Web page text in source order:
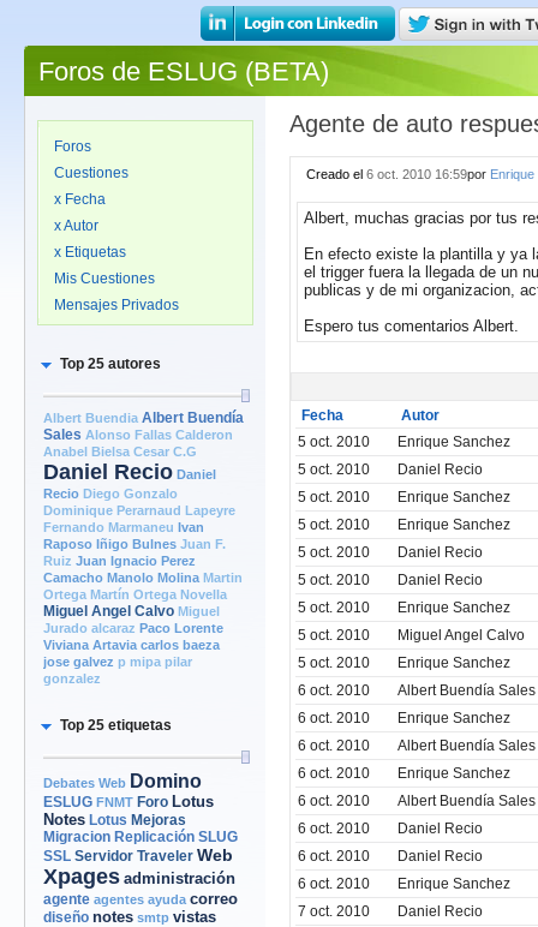
Foros de ESLUG (BETA)
Foros
Cuestiones
x Fecha
x Autor
x Etiquetas
Mis Cuestiones
Mensajes Privados
Top 25 autores
Albert Buendia Albert Buendía
Sales Alonso Fallas Calderon
Anabel Bielsa Cesar C.G
Daniel Recio Daniel
Recio Diego Gonzalo
Dominique Perarnaud Lapeyre
Fernando Marmaneu Ivan
Raposo Iñigo Bulnes Juan F.
Ruiz Juan Ignacio Perez
Camacho Manolo Molina Martin
Ortega Martín Ortega Novella
Miguel Angel Calvo Miguel
Jurado alcaraz Paco Lorente
Viviana Artavia carlos baeza
jose galvez p mipa pilar
gonzalez
Top 25 etiquetas
Debates Web Domino
ESLUG FNMT Foro Lotus
Notes Lotus Mejoras
Migracion Replicación SLUG
SSL Servidor Traveler Web
Xpages administración
agente agentes ayuda correo
diseño notes smtp vistas
Agente de auto
Creado el 6 oct. 2010 16:59por
Albert, muchas gracias por tus
En efecto existe la plantilla y ya
el trigger fuera la llegada de un
publicas y de mi organizacion,
Espero tus comentarios Albert.
Fecha
Autor
5 oct. 2010
Enrique Sanchez
5 oct. 2010
Daniel Recio
5 oct. 2010
Enrique Sanchez
5 oct. 2010
Enrique Sanchez
5 oct. 2010
Daniel Recio
5 oct. 2010
Daniel Recio
5 oct. 2010
Enrique Sanchez
5 oct. 2010
Miguel Angel Calvo
5 oct. 2010
Enrique Sanchez
6 oct. 2010
Albert Buendía Sales
6 oct. 2010
Enrique Sanchez
6 oct. 2010
Albert Buendía Sales
6 oct. 2010
Enrique Sanchez
6 oct. 2010
Albert Buendía Sales
6 oct. 2010
Daniel Recio
6 oct. 2010
Daniel Recio
6 oct. 2010
Enrique Sanchez
7 oct. 2010
Daniel Recio